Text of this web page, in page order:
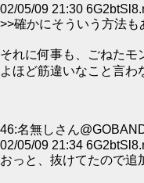
02/05/09 21:30
>>確かにそういう方法も
それに何事も、ごねたモ
よほど筋違いなこと言わ
46:名無しさん
02/05/09 21:34
おっと、抜けてたので追